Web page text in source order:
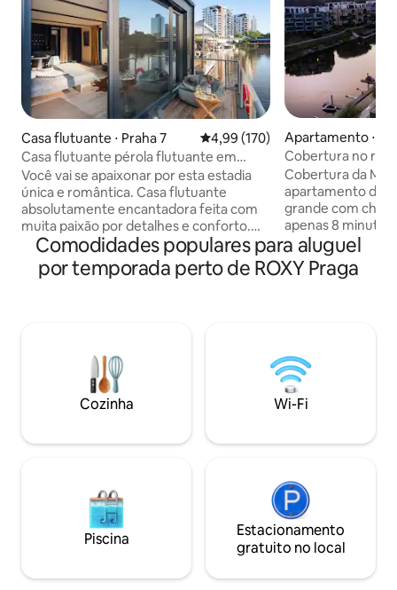
Casa flutuante ⋅ Praha 7 4,99 de uma avaliação média de
4,99 (170)
Casa flutuante pérola flutuante em
Praga
Você vai se apaixonar por esta estadia
única e romântica. Casa flutuante
absolutamente encantadora feita com
muita paixão por detalhes e conforto.
Você vai experimentar uma estadia
inesquecível e não vai querer sair. Você
pode pescar, ou apenas observar o
sua experiência de degustação na
cozinha totalmente equipada. Depois de
um dia cheio, você pode relaxar junto à
lareira. Você pode sentar no terraço e
Estacionamento ao lado da casa
Apartamento ⋅
Cobertura no rio
Cobertura da
apartamento de
grande com
apenas 8
Um refúgio de
escritório em
Marina Boulevard
parques verdes
de Praga,
norte. A 2
Libensky Most ou
Comodidades populares para aluguel
por temporada perto de ROXY Praga
Cozinha Wi-Fi
Piscina
Estacionamento
gratuito no local